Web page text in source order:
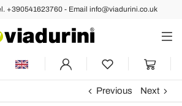
+390541623760 - Email info@viadurini.co.uk
Previous Next